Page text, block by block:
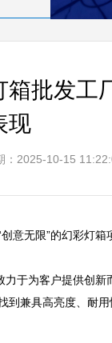
箱批发工
现
：2025-10-15
意无限”的幻彩灯箱
力于为客户提供创
到兼具高亮度、耐